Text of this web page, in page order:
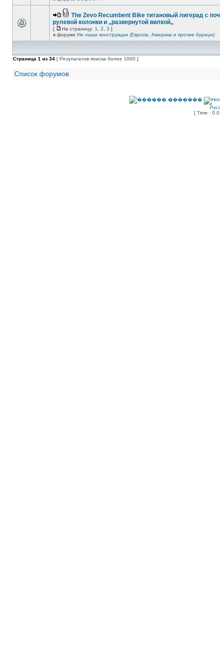
The Zevo Recumbent Bike титановый лигерад с
рулевой колонки и ,,развернутой вилкой,,
[ На страницу: 1 2 3 ]
в форуме Не наши конструкции (Европа, Америка и прочие буржуи)
Страница 1 из 34 [ Результатов поиска более 1000 ]
Список форумов
[ Time :